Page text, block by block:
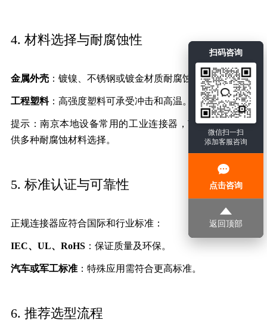
扫码咨询
微信扫一扫
添加客服咨询
点击咨询
返回顶部
4. 材料选择与耐腐蚀性
金属外壳：镀镍、不锈钢或镀金材质耐腐蚀性高。
工程塑料：高强度塑料可承受冲击和高温。
提示：南京本地设备常用的工业连接器，南京和适电子提
供多种耐腐蚀材料选择。
5. 标准认证与可靠性
正规连接器应符合国际和行业标准：
IEC、UL、RoHS：保证质量及环保。
汽车或军工标准：特殊应用需符合更高标准。
6. 推荐选型流程